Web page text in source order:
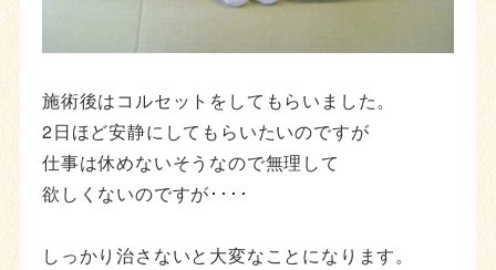
施術後はコルセットをしてもらいました。
2日ほど安静にしてもらいたいのですが
仕事は休めないそうなので無理して
欲しくないのですが････
しっかり治さないと大変なことになります。